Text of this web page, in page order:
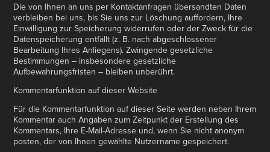
Die von Ihnen an uns per Kontaktanfragen übersandten Daten
verbleiben bei uns, bis Sie uns zur Löschung auffordern, Ihre
Einwilligung zur Speicherung widerrufen oder der Zweck für die
Datenspeicherung entfällt (z. B. nach abgeschlossener
Bearbeitung Ihres Anliegens). Zwingende gesetzliche
Bestimmungen – insbesondere gesetzliche
Aufbewahrungsfristen – bleiben unberührt.
Kommentarfunktion auf dieser Website
Für die Kommentarfunktion auf dieser Seite werden neben Ihrem
Kommentar auch Angaben zum Zeitpunkt der Erstellung des
Kommentars, Ihre E-Mail-Adresse und, wenn Sie nicht anonym
posten, der von Ihnen gewählte Nutzername gespeichert.